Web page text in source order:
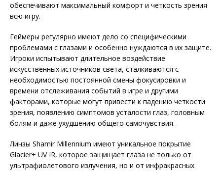
обеспечивают максимальный комфорт и четкость зрения
всю игру.
Геймеры регулярно имеют дело со специфическими
проблемами с глазами и особенно нуждаются в их защите.
Игроки испытывают длительное воздействие
искусственных источников света, сталкиваются с
необходимостью постоянной смены фокусировки и
времени отслеживания событий в игре и другими
факторами, которые могут привести к падению четкости
зрения, появлению симптомов усталости глаз, головным
болям и даже ухудшению общего самочувствия.
Линзы Shamir Millennium имеют уникальное покрытие
Glacier+ UV IR, которое защищает глаза не только от
ультрафиолетового излучения, но и от инфракрасных